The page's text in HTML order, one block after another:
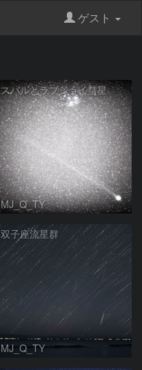
ゲスト
スバルとラブジョイ彗星
MJ_Q_TY
双子座流星群
MJ_Q_TY